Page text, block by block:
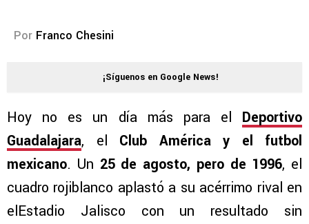
Por Franco Chesini
¡Síguenos en Google News!
Hoy no es un día más para el Deportivo
Guadalajara, el Club América y el futbol
mexicano. Un 25 de agosto, pero de 1996, el
cuadro rojiblanco aplastó a su acérrimo rival en
elEstadio Jalisco con un resultado sin